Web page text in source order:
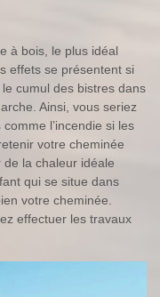
à bois, le plus idéal
effets se présentent si
cumul des bistres dans
Ainsi, vous seriez
l’incendie si les
votre cheminée
la chaleur idéale
qui se situe dans
votre cheminée.
effectuer les travaux